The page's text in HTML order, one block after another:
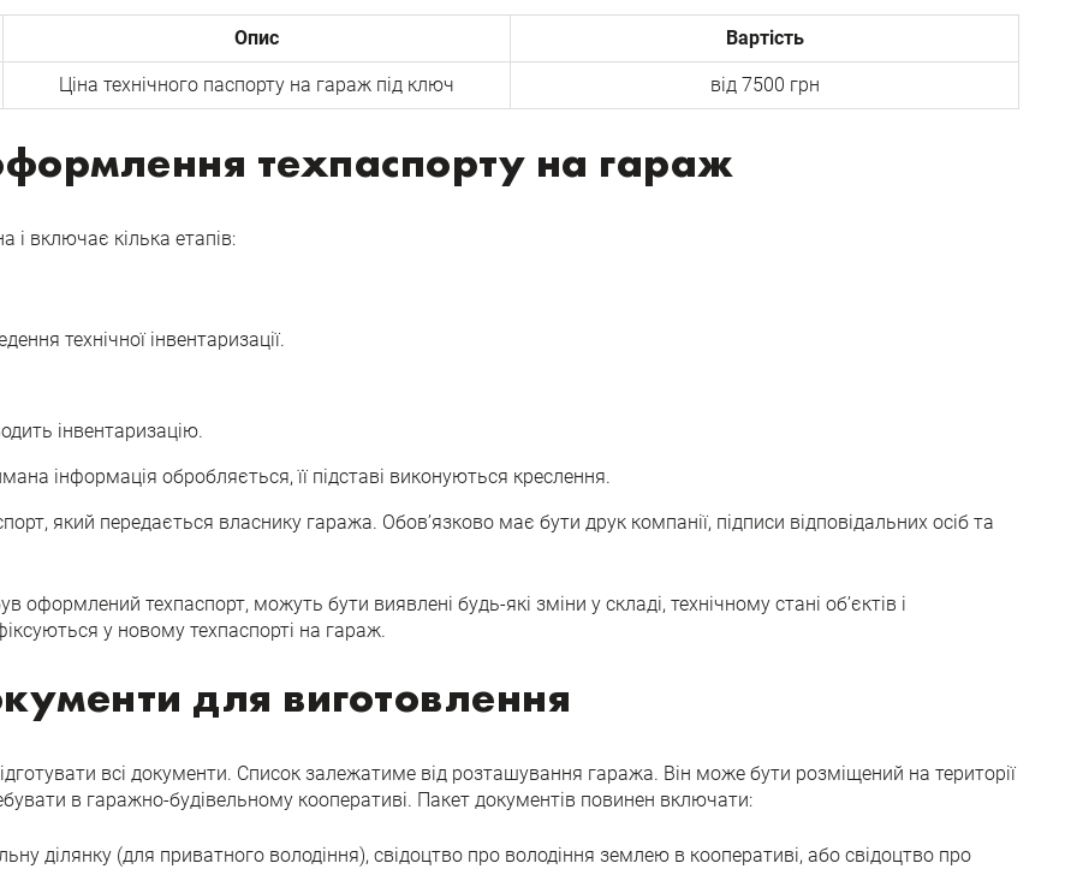
Опис Вартість
Ціна технічного паспорту на гараж під ключ від 7500 грн
техпаспорту на гараж
включає кілька етапів:
технічної інвентаризації.
інвентаризацію.
інформація обробляється, її підставі виконуються креслення.
який передається власнику гаража. Обов’язково має бути друк компанії, підписи відповідальних осіб та
оформлений техпаспорт, можуть бути виявлені будь-які зміни у складі, технічному стані об’єктів і
у новому техпаспорті на гараж.
для виготовлення
всі документи. Список залежатиме від розташування гаража. Він може бути розміщений на території
в гаражно-будівельному кооперативі. Пакет документів повинен включати:
ділянку (для приватного володіння), свідоцтво про володіння землею в кооперативі, або свідоцтво про